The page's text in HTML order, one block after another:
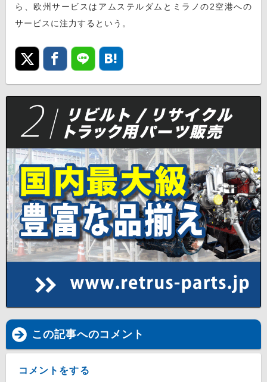
ら、欧州サービスはアムステルダムとミラノの2空港への
サービスに注力するという。
この記事へのコメント
コメントをする